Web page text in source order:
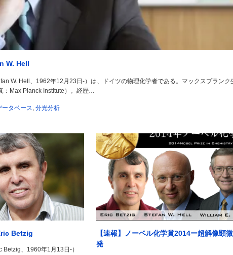
W. Hell
W. Hell、1962年12月23日-）は、ドイツの物理化学者である。マックスプランク
：Max Planck Institute）。経歴…
ータベース, 分光分析
Betzig
Betzig、1960年1月13日-）
【速報】ノーベル化学賞2014ー超解像顕
発